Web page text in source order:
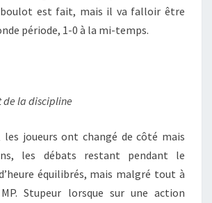
boulot est fait, mais il va falloir être
période, 1-0 à la mi-temps.
de la discipline
les joueurs ont changé de côté mais
les débats restant pendant le
équilibrés, mais malgré tout à
Stupeur lorsque sur une action